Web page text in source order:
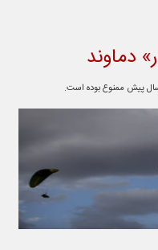
دماوند